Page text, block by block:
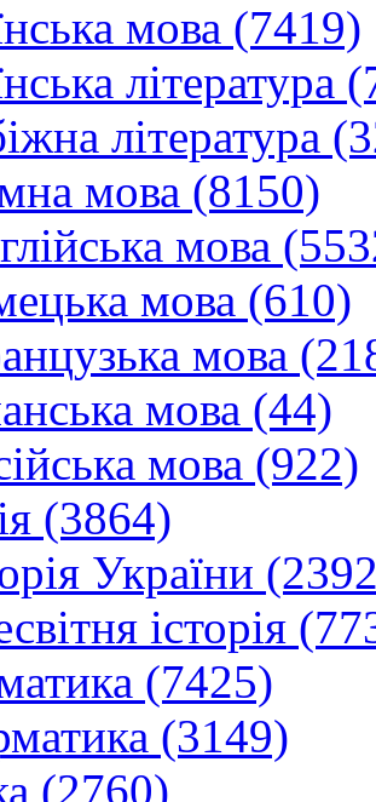
мова (7419)
література
література
мова (8150)
мова
мова (610)
мова
мова (44)
мова (922)
(3864)
України
історія
(7425)
(3149)
(2760)